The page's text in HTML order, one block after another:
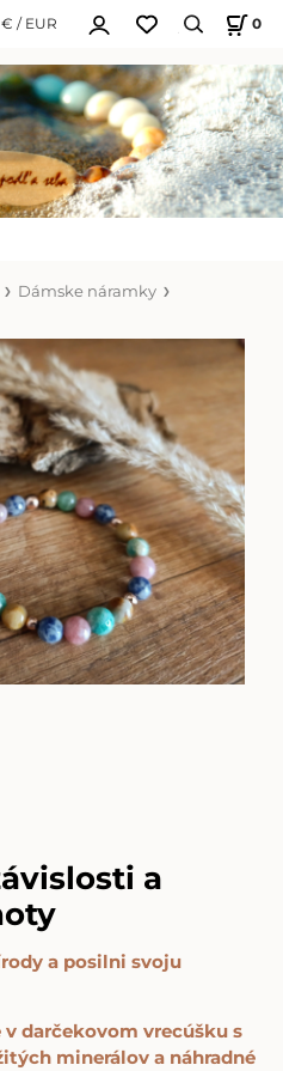
€ / EUR 0
Dámske náramky
a
a posilni svoju
darčekovom vrecúšku s
minerálov a náhradné